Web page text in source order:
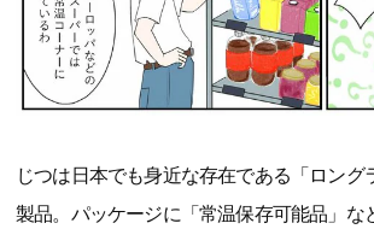
じつは日本でも身近な存在である「ロング
製品。パッケージに「常温保存可能品」な